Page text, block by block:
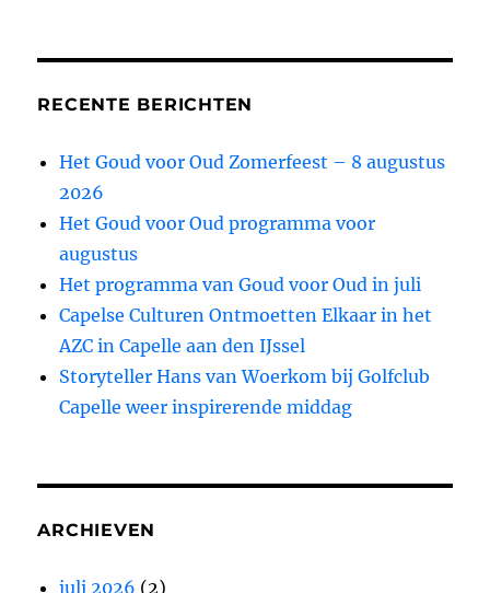
RECENTE BERICHTEN
Het Goud voor Oud Zomerfeest – 8 augustus
2026
Het Goud voor Oud programma voor
augustus
Het programma van Goud voor Oud in juli
Capelse Culturen Ontmoetten Elkaar in het
AZC in Capelle aan den IJssel
Storyteller Hans van Woerkom bij Golfclub
Capelle weer inspirerende middag
ARCHIEVEN
juli 2026 (2)